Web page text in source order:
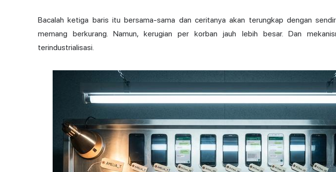
Bacalah ketiga baris itu bersama-sama dan ceritanya akan terungkap dengan
memang berkurang. Namun, kerugian per korban jauh lebih besar. Dan
terindustrialisasi.